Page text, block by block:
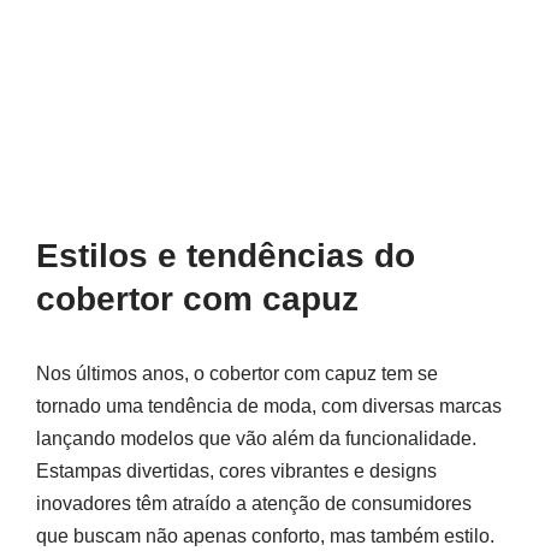
Estilos e tendências do
cobertor com capuz
Nos últimos anos, o cobertor com capuz tem se
tornado uma tendência de moda, com diversas marcas
lançando modelos que vão além da funcionalidade.
Estampas divertidas, cores vibrantes e designs
inovadores têm atraído a atenção de consumidores
que buscam não apenas conforto, mas também estilo.